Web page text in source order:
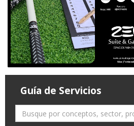
Guía de Servicios